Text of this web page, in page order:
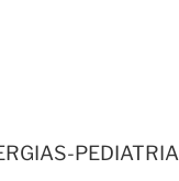
PEDIATRIA